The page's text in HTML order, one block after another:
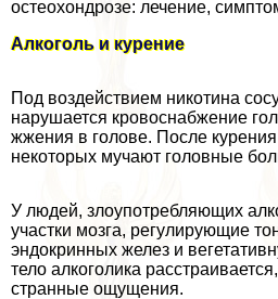
остеохондрозе: лечение,
Алкоголь и курение
Под воздействием никотина
нарушается кровоснабжение
жжения в голове. После
некоторых мучают головные
У людей, злоупотрeбляющих
участки мозга, регулирующие
эндокринных желез и
тело алкоголика
странные ощущения.